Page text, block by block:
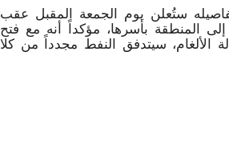
ستُعلن يوم الجمعة المقبل عقب
المنطقة بأسرها، مؤكداً أنه مع فتح
الألغام، سيتدفق النفط مجدداً من كلا